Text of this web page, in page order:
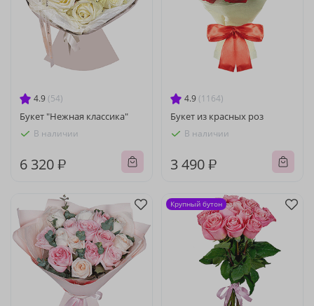
4.9 (54)
Букет "Нежная классика"
В наличии
6 320 ₽
4.9 (1164)
Букет из красных роз
В наличии
3 490 ₽
Крупный бутон